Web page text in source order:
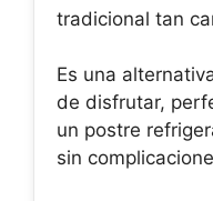
tradicional tan
Es una
de disfrutar,
un postre
sin